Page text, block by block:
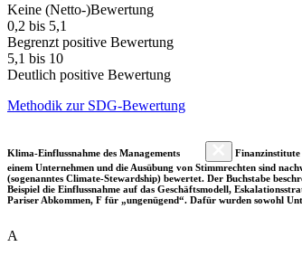
Keine (Netto-)Bewertung
0,2 bis 5,1
Begrenzt positive Bewertung
5,1 bis 10
Deutlich positive Bewertung
Methodik zur SDG-Bewertung
Klima-Einflussnahme des Managements
Finanzinstitute
einem Unternehmen und die Ausübung von Stimmrechten sind
(sogenanntes Climate-Stewardship) bewertet. Der Buchstabe
Beispiel die Einflussnahme auf das Geschäftsmodell,
Pariser Abkommen, F für „ungenügend“. Dafür wurden sowohl
A